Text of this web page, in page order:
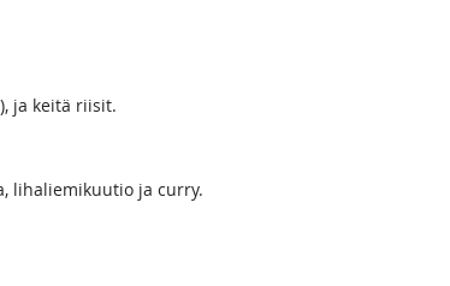
ja keitä riisit.
lihaliemikuutio ja curry.